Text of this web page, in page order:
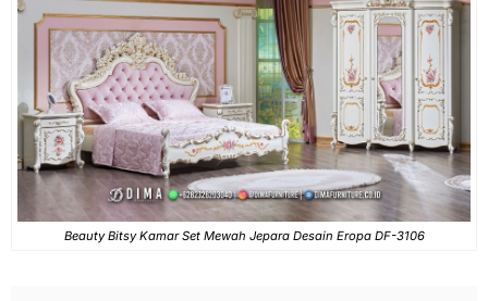
Beauty Bitsy Kamar Set Mewah Jepara Desain Eropa DF-3106